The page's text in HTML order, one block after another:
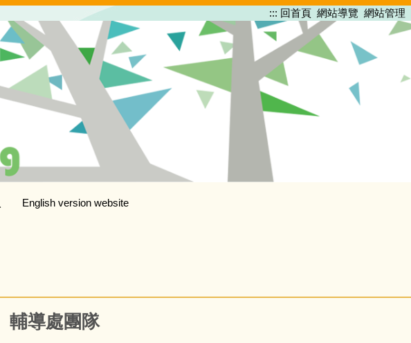
::: 回首頁 網站導覽 網站管理
English version website
輔導處團隊